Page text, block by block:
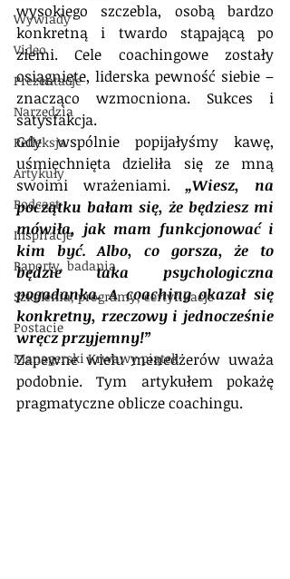
Wywiady
Video
Prezentacje
Narzędzia
Refleksja
Artykuły
Podcast
Inspiracje
Raporty, badania
Szkolenia, programy, certyfikacje
Postacie
Managerski Krwawy piątek
wysokiego szczebla, osobą bardzo
konkretną i twardo stąpającą
po
ziemi. Cele coachingowe zostały
osiągnięte, liderska pewność siebie –
znacząco wzmocniona. Sukces i
satysfakcja.
Gdy wspólnie popijałyśmy kawę,
uśmiechnięta dzieliła się ze mną
swoimi wrażeniami. „Wiesz, na
początku bałam się, że będziesz mi
mówiła, jak mam funkcjonować i
kim być. Albo, co gorsza, że to
będzie taka psychologiczna
pogadanka. A coaching okazał się
konkretny, rzeczowy i jednocześnie
wręcz przyjemny!”
Zapewne wielu menedżerów uważa
podobnie. Tym artykułem pokażę
pragmatyczne oblicze coachingu.